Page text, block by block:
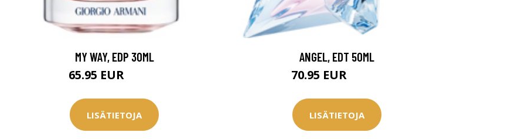
MY WAY, EDP 30ML
65.95 EUR
LISÄTIETOJA
ANGEL, EDT 50ML
70.95 EUR
LISÄTIETOJA